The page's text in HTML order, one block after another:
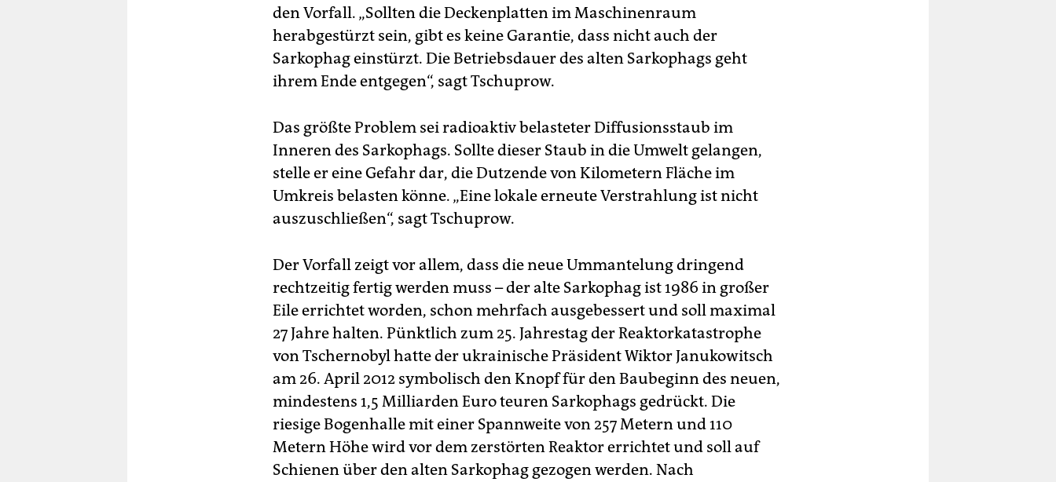
den Vorfall. „Sollten die Deckenplatten im Maschinenraum
herabgestürzt sein, gibt es keine Garantie, dass nicht auch der
Sarkophag einstürzt. Die Betriebsdauer des alten Sarkophags geht
ihrem Ende entgegen“, sagt Tschuprow.
Das größte Problem sei radioaktiv belasteter Diffusionsstaub im
Inneren des Sarkophags. Sollte dieser Staub in die Umwelt gelangen,
stelle er eine Gefahr dar, die Dutzende von Kilometern Fläche im
Umkreis belasten könne. „Eine lokale erneute Verstrahlung ist nicht
auszuschließen“, sagt Tschuprow.
Der Vorfall zeigt vor allem, dass die neue Ummantelung dringend
rechtzeitig fertig werden muss – der alte Sarkophag ist 1986 in großer
Eile errichtet worden, schon mehrfach ausgebessert und soll maximal
27 Jahre halten. Pünktlich zum 25. Jahrestag der Reaktorkatastrophe
von Tschernobyl hatte der ukrainische Präsident Wiktor Janukowitsch
am 26. April 2012 symbolisch den Knopf für den Baubeginn des neuen,
mindestens 1,5 Milliarden Euro teuren Sarkophags gedrückt. Die
riesige Bogenhalle mit einer Spannweite von 257 Metern und 110
Metern Höhe wird vor dem zerstörten Reaktor errichtet und soll auf
Schienen über den alten Sarkophag gezogen werden. Nach